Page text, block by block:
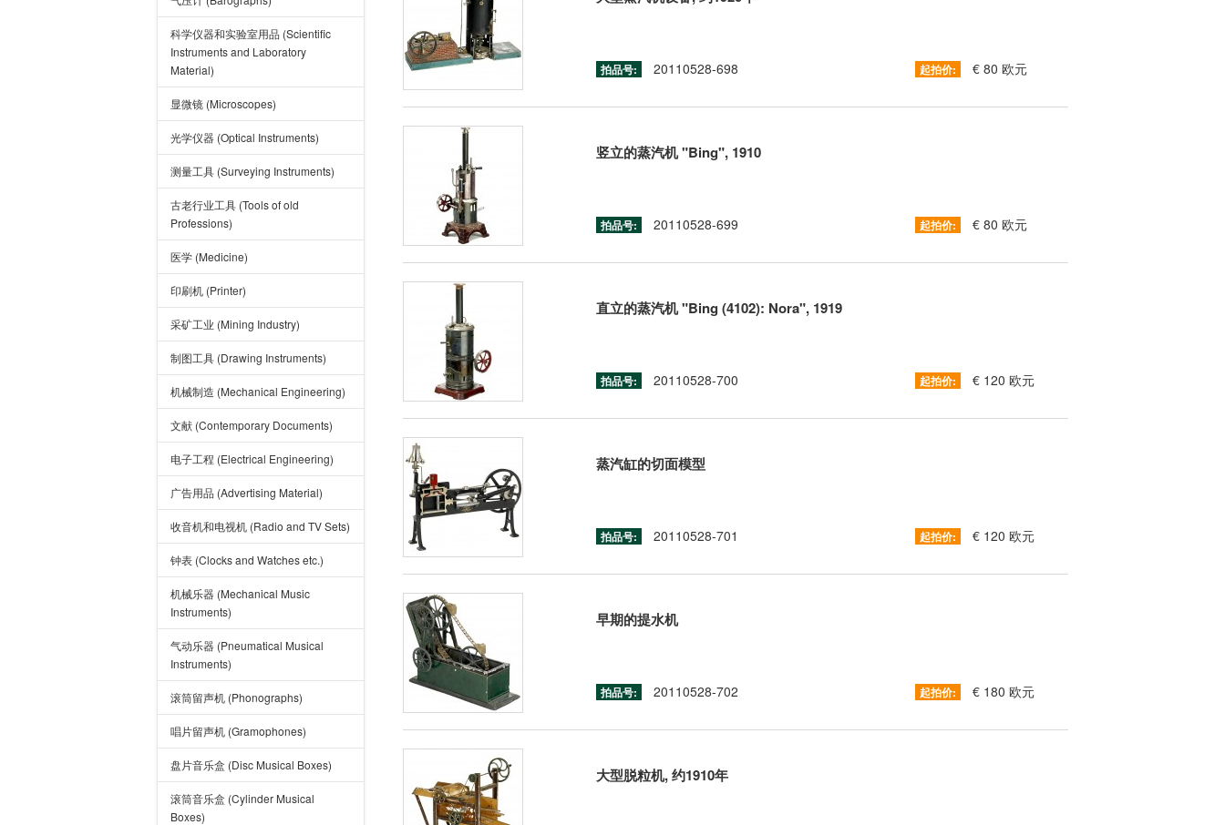
科学仪器和实验室用品 (Scientific
Instruments and Laboratory
Material)
显微镜 (Microscopes)
光学仪器 (Optical Instruments)
测量工具 (Surveying Instruments)
古老行业工具 (Tools of old
Professions)
医学 (Medicine)
印刷机 (Printer)
采矿工业 (Mining Industry)
制图工具 (Drawing Instruments)
机械制造 (Mechanical Engineering)
文献 (Contemporary Documents)
电子工程 (Electrical Engineering)
广告用品 (Advertising Material)
收音机和电视机 (Radio and TV Sets)
钟表 (Clocks and Watches etc.)
机械乐器 (Mechanical Music
Instruments)
气动乐器 (Pneumatical Musical
Instruments)
滚筒留声机 (Phonographs)
唱片留声机 (Gramophones)
盘片音乐盒 (Disc Musical Boxes)
滚筒音乐盒 (Cylinder Musical
Boxes)
拍品号: 20110528-698 起拍价: € 80 欧元
竖立的蒸汽机 "Bing", 1910
拍品号: 20110528-699 起拍价: € 80 欧元
直立的蒸汽机 "Bing (4102): Nora", 1919
拍品号: 20110528-700 起拍价: € 120 欧元
蒸汽缸的切面模型
拍品号: 20110528-701 起拍价: € 120 欧元
早期的提水机
拍品号: 20110528-702 起拍价: € 180 欧元
大型脱粒机, 约1910年